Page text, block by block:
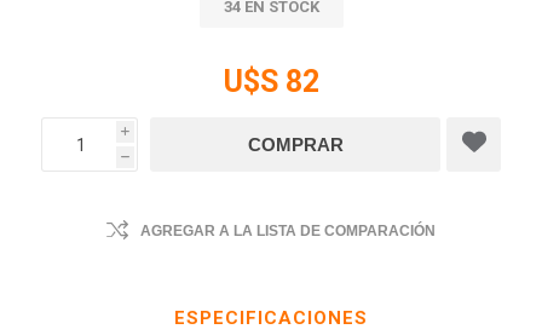
34 EN STOCK
U$S 82
i
h
AGREGAR A LA LISTA DE COMPARACIÓN
ESPECIFICACIONES